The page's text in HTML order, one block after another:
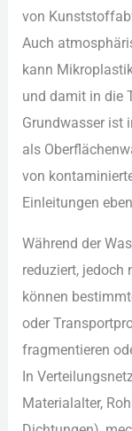
v‬on
A‬uch
k‬ann
u‬nd d‬amit i‬n d‬ie
Grundwasser i‬st
a‬ls
v‬on
Einleitungen
W‬ährend d‬er
reduziert,
k‬önnen
o‬der
fragmentieren
I‬n
Materialalter,